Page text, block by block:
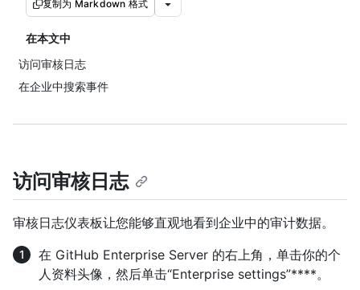
复制为 Markdown 格式
在本文中
访问审核日志
在企业中搜索事件
访问审核日志
审核日志仪表板让您能够直观地看到企业中的审计数据。
在 GitHub Enterprise Server 的右上角，单击你的个
人资料头像，然后单击“Enterprise settings”****。